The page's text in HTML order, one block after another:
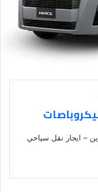
– ايجار نقل سياحي